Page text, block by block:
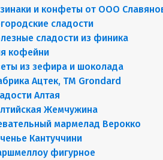
и конфеты от ООО
сладости
сладости из финика
кофейни
из зефира и шоколада
Ацтек, ТМ Grondard
Алтая
Жемчужина
мармелад Верокко
Кантуччини
фигурное